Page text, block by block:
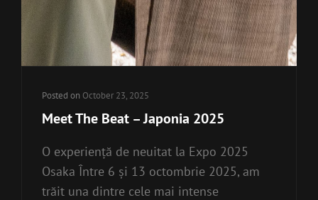
Posted on October 23, 2025
Meet The Beat – Japonia 2025
O experiență de neuitat la Expo 2025
Osaka Între 6 și 13 octombrie 2025, am
trăit una dintre cele mai intense